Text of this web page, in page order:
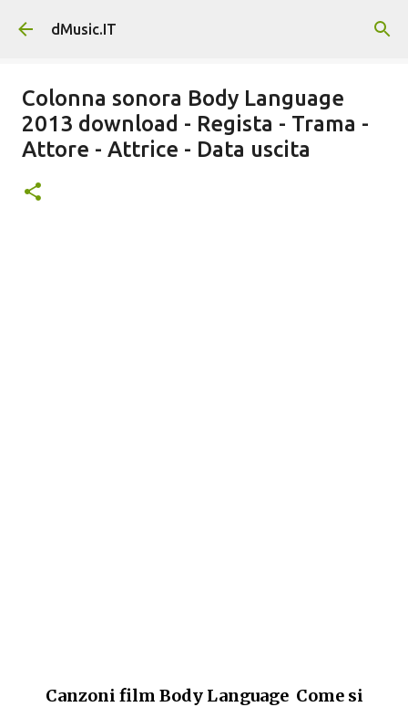
Passa ai contenuti principali
dMusic.IT
Colonna sonora Body Language
2013 download - Regista - Trama -
Attore - Attrice - Data uscita
Canzoni film Body Language Come si